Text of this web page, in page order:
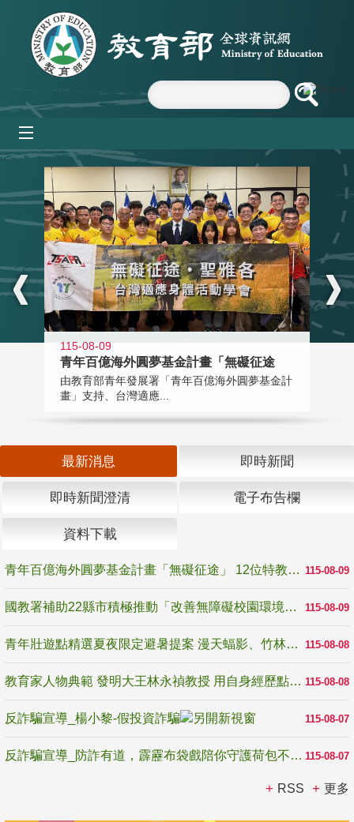
跳到主要內容區塊
:::
115-08-09
青年百億海外圓夢基金計畫「無礙征途
由教育部青年發展署「青年百億海外圓夢基金計
畫」支持、台灣適應...
最新消息 即時新聞
即時新聞澄清 電子布告欄
資料下載
115-08-09
青年百億海外圓夢基金計畫「無礙征途」 12位特教與弱勢青年勇闖西班牙 跨越感官限制見證生命蛻變
115-08-09
國教署補助22縣市積極推動「改善無障礙校園環境計畫」 打造友善、安全、無礙學習空間
115-08-08
青年壯遊點精選夏夜限定避暑提案 漫天蝠影、竹林尋蛙、茶香夜觀 邀青年暮色出發
115-08-08
教育家人物典範 發明大王林永禎教授 用自身經歷點亮學生的路
115-08-07
反詐騙宣導_楊小黎-假投資詐騙
115-08-07
反詐騙宣導_防詐有道，霹靂布袋戲陪你守護荷包不受騙
RSS 更多